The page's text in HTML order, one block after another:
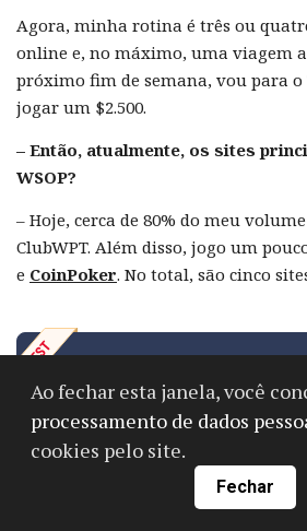
Agora, minha rotina é três ou
online e, no máximo, uma viagem
próximo fim de semana, vou para
jogar um $2.500.
– Então, atualmente, os sites
WSOP?
– Hoje, cerca de 80% do meu
ClubWPT. Além disso, jogo um
e CoinPoker. No total, são cinco
Americas Cardroom
Ao fechar esta janela, você
processamento de dados
cookies pelo site.
Fechar